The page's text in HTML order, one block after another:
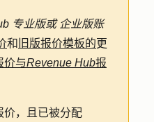
专业版或 企业版账
和 旧版报价模板的更
价与Revenue Hub报
价，且已被分配